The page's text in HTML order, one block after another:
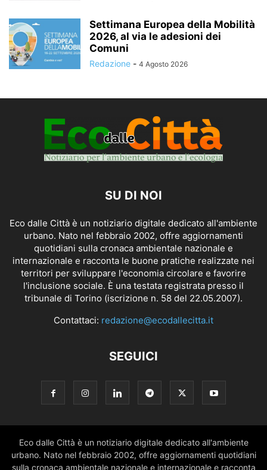
Settimana Europea della Mobilità
2026, al via le adesioni dei
Comuni
Redazione - 4 Agosto 2026
SU DI NOI
Eco dalle Città è un notiziario digitale dedicato all'ambiente
urbano. Nato nel febbraio 2002, offre aggiornamenti
quotidiani sulla cronaca ambientale nazionale e
internazionale e racconta le buone pratiche realizzate nei
territori per sviluppare l'economia circolare e favorire
l'inclusione sociale. È una testata registrata presso il
tribunale di Torino (iscrizione n. 58 del 22.05.2007).
Contattaci: redazione@ecodallecitta.it
SEGUICI
Eco dalle Città è un notiziario digitale dedicato all'ambiente
urbano. Nato nel febbraio 2002, offre aggiornamenti quotidiani
sulla cronaca ambientale nazionale e internazionale e racconta